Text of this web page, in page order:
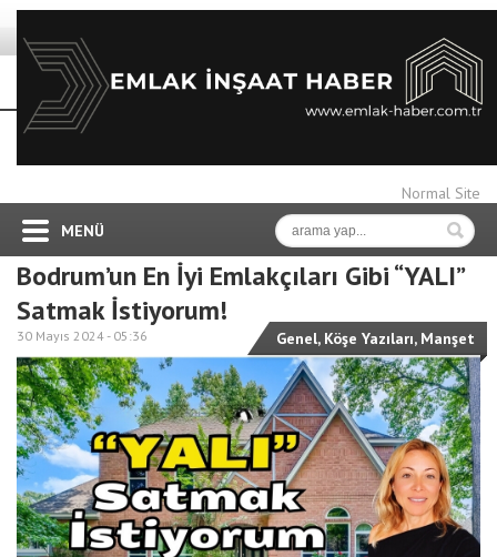
Normal Site
MENÜ
Bodrum’un En İyi Emlakçıları Gibi “YALI”
Satmak İstiyorum!
30 Mayıs 2024 - 05:36 Genel, Köşe Yazıları, Manşet